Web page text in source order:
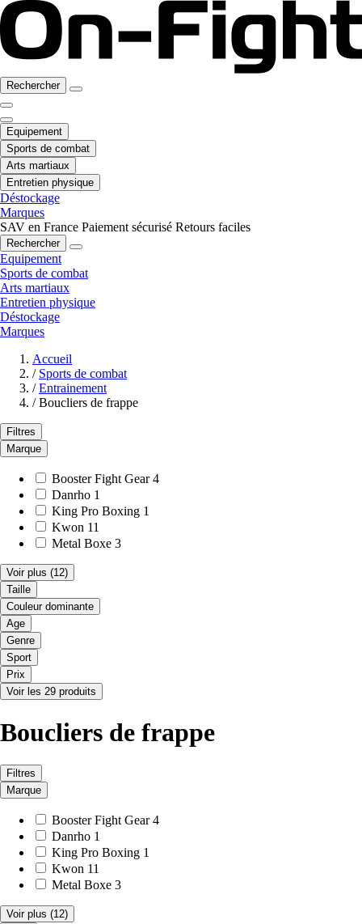
Rechercher
Equipement
Sports de combat
Arts martiaux
Entretien physique
Déstockage
Marques
SAV en France Paiement sécurisé Retours faciles
Rechercher
Equipement
Sports de combat
Arts martiaux
Entretien physique
Déstockage
Marques
Accueil
/ Sports de combat
/ Entrainement
/ Boucliers de frappe
Filtres
Marque
Booster Fight Gear 4
Danrho 1
King Pro Boxing 1
Kwon 11
Metal Boxe 3
Voir plus (12)
Taille
Couleur dominante
Age
Genre
Sport
Prix
Voir les 29 produits
Boucliers de frappe
Filtres
Marque
Booster Fight Gear 4
Danrho 1
King Pro Boxing 1
Kwon 11
Metal Boxe 3
Voir plus (12)